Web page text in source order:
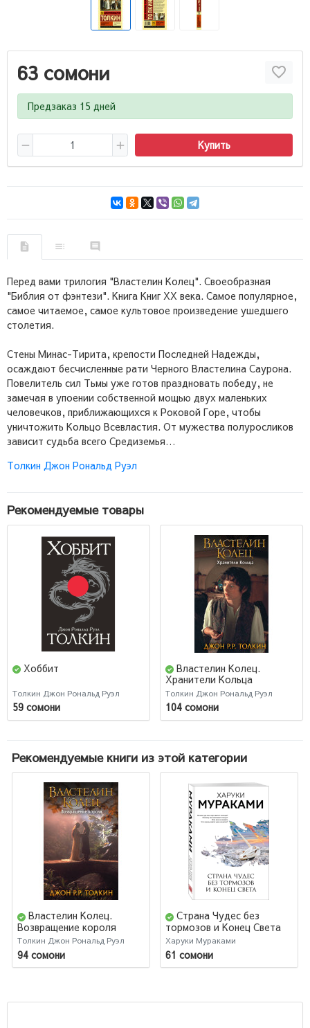
63 сомони
Предзаказ 15 дней
Купить
Перед вами трилогия "Властелин Колец". Своеобразная
"Библия от фэнтези". Книга Книг ХХ века. Самое популярное,
самое читаемое, самое культовое произведение ушедшего
столетия.
Стены Минас-Тирита, крепости Последней Надежды,
осаждают бесчисленные рати Черного Властелина Саурона.
Повелитель сил Тьмы уже готов праздновать победу, не
замечая в упоении собственной мощью двух маленьких
человечков, приближающихся к Роковой Горе, чтобы
уничтожить Кольцо Всевластия. От мужества полуросликов
зависит судьба всего Средиземья…
Толкин Джон Рональд Руэл
Рекомендуемые товары
Хоббит
Толкин Джон Рональд Руэл
59 сомони
Властелин Колец.
Хранители Кольца
Толкин Джон Рональд Руэл
104 сомони
Рекомендуемые книги из этой категории
Властелин Колец.
Возвращение короля
Толкин Джон Рональд Руэл
94 сомони
Страна Чудес без
тормозов и Конец Света
Харуки Мураками
61 сомони